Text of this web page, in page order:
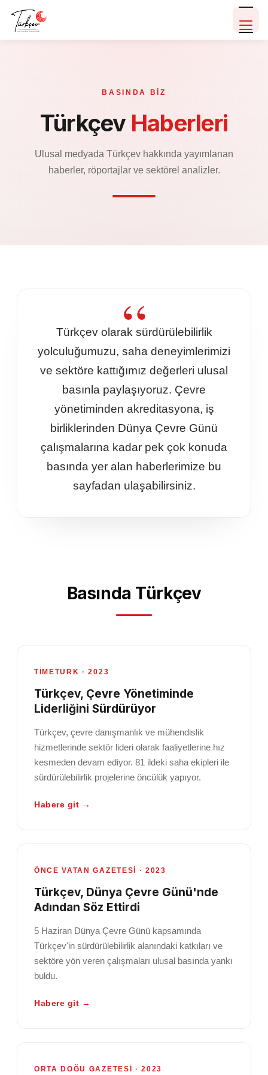
BASINDA BİZ
Türkçev Haberleri
Ulusal medyada Türkçev hakkında yayımlanan
haberler, röportajlar ve sektörel analizler.
Türkçev olarak sürdürülebilirlik
yolculuğumuzu, saha deneyimlerimizi
ve sektöre kattığımız değerleri ulusal
basınla paylaşıyoruz. Çevre
yönetiminden akreditasyona, iş
birliklerinden Dünya Çevre Günü
çalışmalarına kadar pek çok konuda
basında yer alan haberlerimize bu
sayfadan ulaşabilirsiniz.
Basında Türkçev
TIMETURK · 2023
Türkçev, Çevre Yönetiminde
Liderliğini Sürdürüyor
Türkçev, çevre danışmanlık ve mühendislik
hizmetlerinde sektör lideri olarak faaliyetlerine hız
kesmeden devam ediyor. 81 ildeki saha ekipleri ile
sürdürülebilirlik projelerine öncülük yapıyor.
Habere git →
ÖNCE VATAN GAZETESI · 2023
Türkçev, Dünya Çevre Günü'nde
Adından Söz Ettirdi
5 Haziran Dünya Çevre Günü kapsamında
Türkçev'in sürdürülebilirlik alanındaki katkıları ve
sektöre yön veren çalışmaları ulusal basında yankı
buldu.
Habere git →
ORTA DOĞU GAZETESI · 2023